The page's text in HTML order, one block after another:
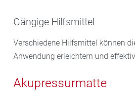
Gängige Hilfsmittel
Verschiedene Hilfsmittel können
Anwendung erleichtern und
Akupressurmatte